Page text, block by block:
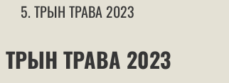
ТРЫН ТРАВА 2023
ТРЫН ТРАВА 2023